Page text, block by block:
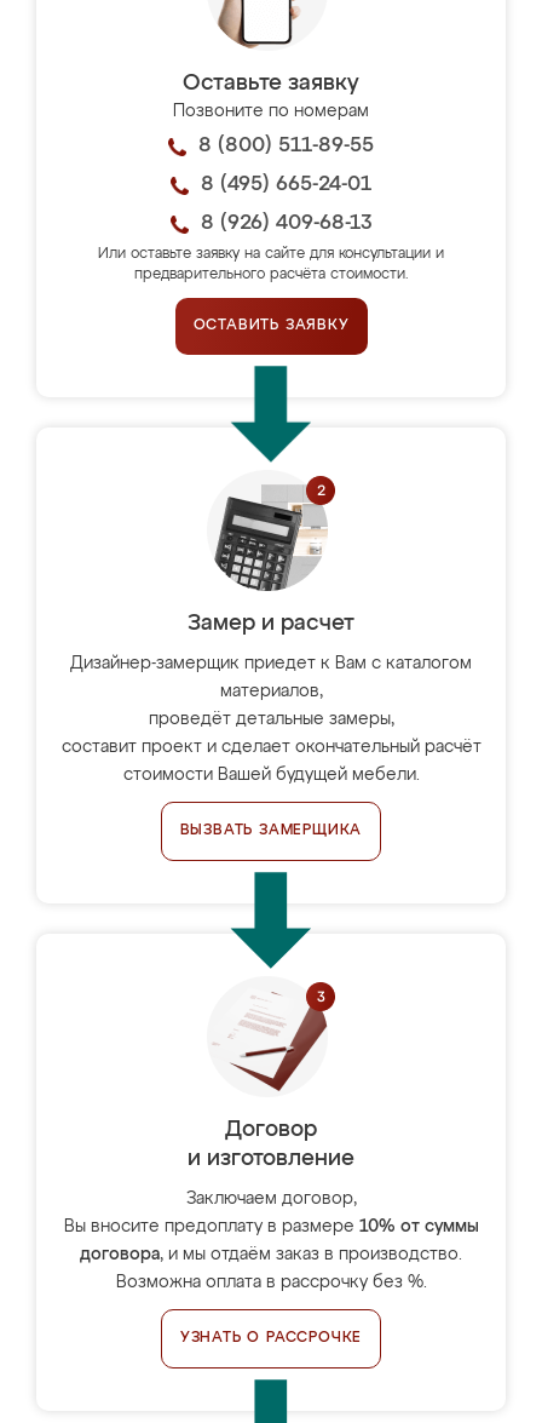
Оставьте заявку
Позвоните по номерам
8 (800) 511-89-55
8 (495) 665-24-01
8 (926) 409-68-13
Или оставьте заявку на сайте для консультации и
предварительного расчёта стоимости.
ОСТАВИТЬ ЗАЯВКУ
Замер и расчет
Дизайнер-замерщик приедет к Вам с каталогом
материалов,
проведёт детальные замеры,
составит проект и сделает окончательный расчёт
стоимости Вашей будущей мебели.
ВЫЗВАТЬ ЗАМЕРЩИКА
Договор
и изготовление
Заключаем договор,
Вы вносите предоплату в размере 10% от суммы
договора, и мы отдаём заказ в производство.
Возможна оплата в рассрочку без %.
УЗНАТЬ О РАССРОЧКЕ